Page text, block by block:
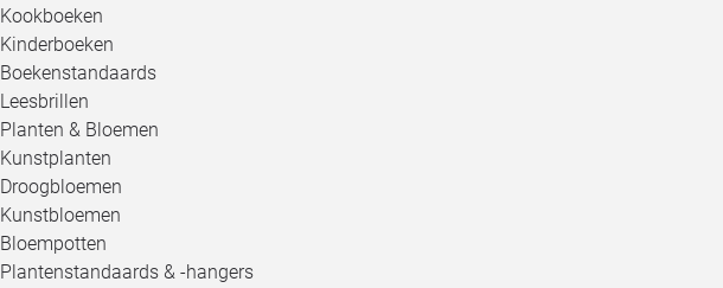
Kookboeken
Kinderboeken
Boekenstandaards
Leesbrillen
Planten & Bloemen
Kunstplanten
Droogbloemen
Kunstbloemen
Bloempotten
Plantenstandaards & -hangers